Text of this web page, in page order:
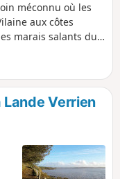
méconnu où les
aux côtes
marais salants du
découvrir par des
circulations
Lande Verrien